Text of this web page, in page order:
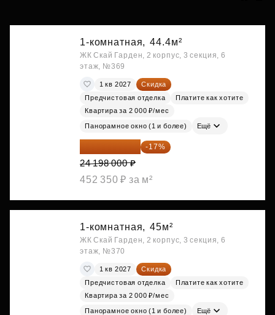
1-комнатная, 44.4м²
ЖК Скай Гарден, 2 корпус, 3 секция, 6
этаж, №369
1 кв 2027
Скидка
Предчистовая отделка
Платите как хотите
Квартира за 2 000 ₽/мес
Панорамное окно (1 и более) Ещё
20 084 340 ₽ -17%
24 198 000 ₽
452 350 ₽ за м²
1-комнатная, 45м²
ЖК Скай Гарден, 2 корпус, 3 секция, 6
этаж, №370
1 кв 2027
Скидка
Предчистовая отделка
Платите как хотите
Квартира за 2 000 ₽/мес
Панорамное окно (1 и более) Ещё